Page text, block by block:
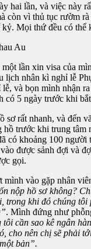
hai lần, và việc này
còn vì thủ tục rườm
kỷ. Mọi thứ đều có thể
lần xin visa của
lịch nhân kì nghỉ lễ
và bọn mình nhận
có 5 ngày trước khi
sơ rất nhanh, và đến
hồ trước khi trung tâm
có khoảng 100 người
được sảnh đợi và
gọi.
vào gặp nhân
nộp hồ sơ không?
trong khi đó chúng
. Mình đứng như
tôi cần sao kê ngân
cho nên chị sẽ phải
bản”.